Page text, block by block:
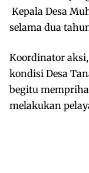
Kepala Desa
selama dua
Koordinator
kondisi Desa
begitu
melakukan